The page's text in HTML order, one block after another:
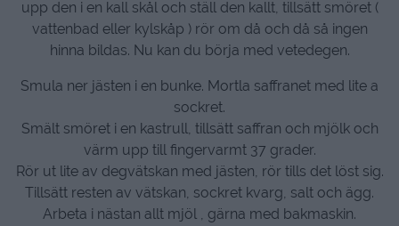
upp den i en kall skål och ställ den kallt, tillsätt smöret (
vattenbad eller kylskåp ) rör om då och då så ingen
hinna bildas. Nu kan du börja med vetedegen.
Smula ner jästen i en bunke. Mortla saffranet med lite a
sockret.
Smält smöret i en kastrull, tillsätt saffran och mjölk och
värm upp till fingervarmt 37 grader.
Rör ut lite av degvätskan med jästen, rör tills det löst sig.
Tillsätt resten av vätskan, sockret kvarg, salt och ägg.
Arbeta i nästan allt mjöl , gärna med bakmaskin.